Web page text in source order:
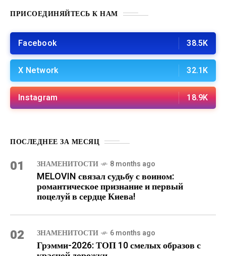
ПРИСОЕДИНЯЙТЕСЬ К НАМ
Facebook 38.5K
X Network 32.1K
Instagram 18.9K
ПОСЛЕДНЕЕ ЗА МЕСЯЦ
01 ЗНАМЕНИТОСТИ 8 months ago
MELOVIN связал судьбу с воином:
романтическое признание и первый
поцелуй в сердце Киева!
02 ЗНАМЕНИТОСТИ 6 months ago
Грэмми-2026: ТОП 10 смелых образов с